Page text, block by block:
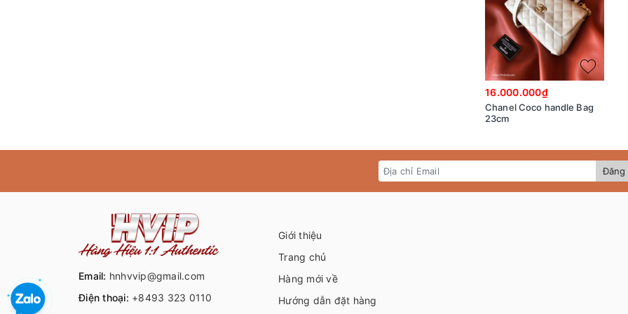
16.000.000₫
Chanel Coco handle Bag
23cm
Đăng
Email: hnhvvip@gmail.com
Điện thoại: +8493 323 0110
Giới thiệu
Trang chủ
Hàng mới về
Hướng dẫn đặt hàng